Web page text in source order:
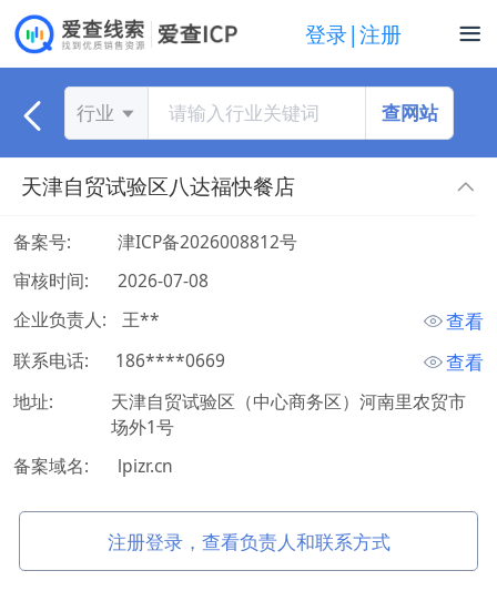
登录|注册
行业 查网站
天津自贸试验区八达福快餐店
备案号:
津ICP备2026008812号
审核时间:
2026-07-08
企业负责人:
王** 查看
联系电话: 186****0669 查看
地址:
天津自贸试验区（中心商务区）河南里农贸市
场外1号
备案域名:
lpizr.cn
注册登录，查看负责人和联系方式